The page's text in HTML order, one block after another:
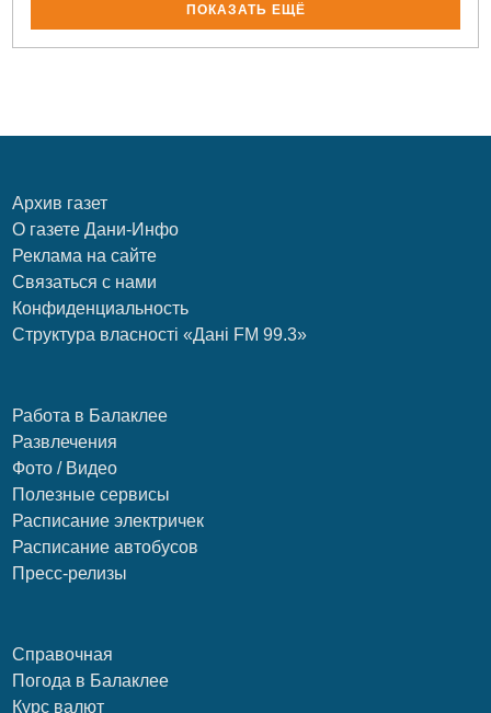
ПОКАЗАТЬ ЕЩЁ
Архив газет
О газете Дани-Инфо
Реклама на сайте
Связаться с нами
Конфиденциальность
Структура власності «Дані FM 99.3»
Работа в Балаклее
Развлечения
Фото / Видео
Полезные сервисы
Расписание электричек
Расписание автобусов
Пресс-релизы
Справочная
Погода в Балаклее
Курс валют